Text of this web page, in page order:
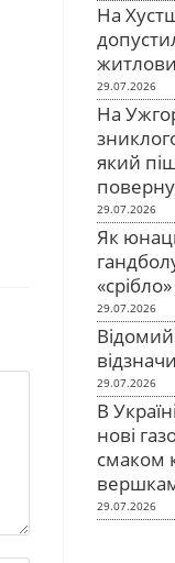
На
29.07.2026
На
який
29.07.2026
Як
29.07.2026
29.07.2026
В
нові
смаком
29.07.2026